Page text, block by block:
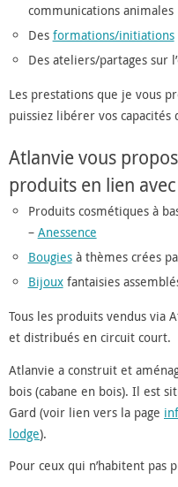
communications animales
Des formations/initiations
Des ateliers/partages sur
Les prestations que je vous
puissiez libérer vos capacités
Atlanvie vous
produits en lien
Produits cosmétiques à
– Anessence
Bougiesà thèmes crées
Bijouxfantaisies
Tous les produits vendus via
et distribués en circuit court.
Atlanvie a construit et
bois (cabane en bois). Il est
Gard (voir lien vers la page
lodge).
Pour ceux qui n’habitent pas